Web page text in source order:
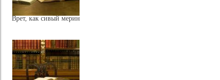
Врет, как сивый мерин